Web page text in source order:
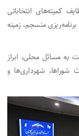
کمیته‌های انتخاباتی
منسجم، زمینه
به مسائل محلی، ابراز
شوراها، شهرداری‌ها و